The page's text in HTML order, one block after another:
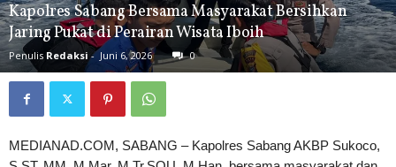
Kapolres Sabang Bersama Masyarakat Bersihkan
Jaring Pukat di Perairan Wisata Iboih
Penulis Redaksi - Juni 6, 2026 0
MEDIANAD.COM, SABANG – Kapolres Sabang AKBP Sukoco,